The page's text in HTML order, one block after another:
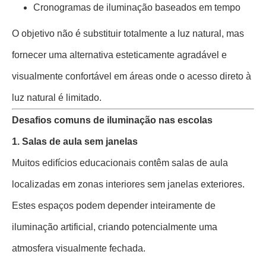
Cronogramas de iluminação baseados em tempo
O objetivo não é substituir totalmente a luz natural, mas
fornecer uma alternativa esteticamente agradável e
visualmente confortável em áreas onde o acesso direto à
luz natural é limitado.
Desafios comuns de iluminação nas escolas
1. Salas de aula sem janelas
Muitos edifícios educacionais contêm salas de aula
localizadas em zonas interiores sem janelas exteriores.
Estes espaços podem depender inteiramente de
iluminação artificial, criando potencialmente uma
atmosfera visualmente fechada.